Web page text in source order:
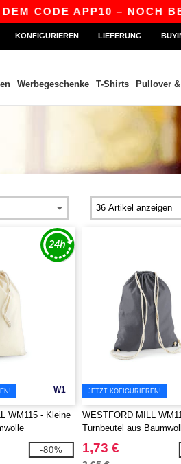
APP10 – NOCH
KONFIGURIEREN LIEFERUNG
Werbegeschenke T-Shirts Pullover
W1
WM115 - Kleine
-80%
JETZT KOFIGURIEREN!
WESTFORD MILL
Turnbeutel aus
1,73 €